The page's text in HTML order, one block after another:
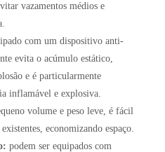
vazamentos médios e
com um dispositivo anti-
evita o acúmulo estático,
e é particularmente
inflamável e explosiva.
volume e peso leve, é fácil
economizando espaço.
podem ser equipados com